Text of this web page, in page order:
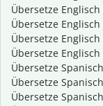
Übersetze
Übersetze
Übersetze
Übersetze
Übersetze
Übersetze
Übersetze